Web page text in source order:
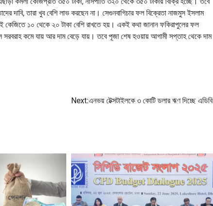
দাবি, তারা খুব বেশি লাভ করছেন না। সেগুনবাগিচার ফল বিক্রেতা নাজমুস ইসলাম
১০ থেকে ২০ টাকা বেশি রাখতে হয়। একই কথা জানান ফকিরাপুলের ফল
কমে যায় আর দাম বেড়ে যায়। তবে পূজা শেষ হওয়ায় আগামী সপ্তাহ থেকে দাম
Next:এনভয় টেক্সটাইলকে ৩ কোটি ডলার ঋণ দিচ্ছে এডিবি